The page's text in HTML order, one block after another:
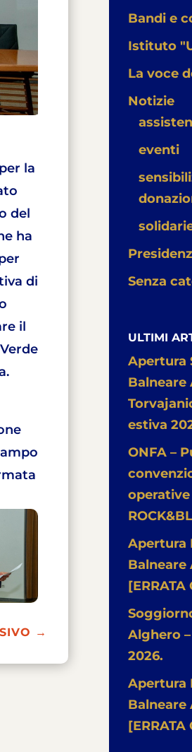
la
del
ha
di
il
→
Bandi e
Istituto
La voce
Notizie
eventi
Senza
ULTIMI
Apertura
Balneare
estiva
ONFA –
Apertura
Balneare
[ERRATA
Alghero
2026.
Apertura
Balneare
[ERRATA